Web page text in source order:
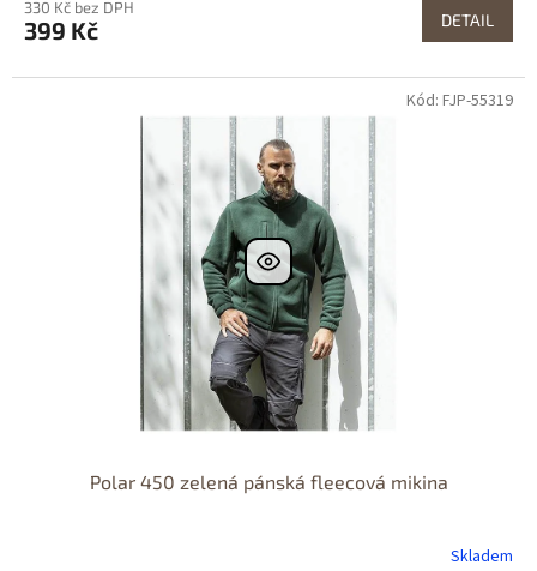
330 Kč bez DPH
399 Kč DETAIL
Polar 450 zelená pánská fleecová mikina
Skladem
Kód: FJP-55319